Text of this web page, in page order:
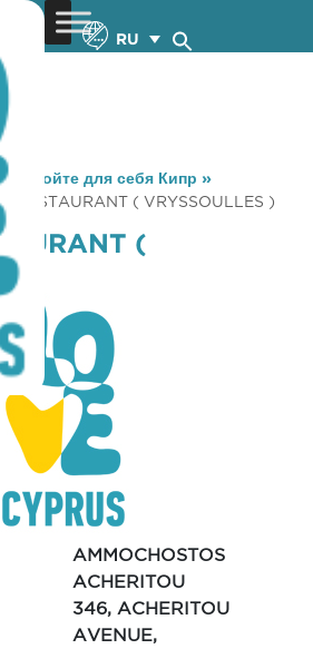
RU
Откройте для себя Кипр »
RESTAURANT ( VRYSSOULLES )
(
)
AMMOCHOSTOS
ACHERITOU
346, ACHERITOU
AVENUE,